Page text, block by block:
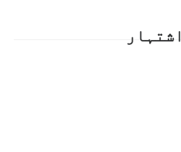
اشتہار